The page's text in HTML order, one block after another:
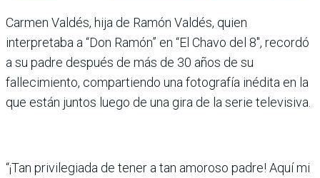
Carmen Valdés, hija de Ramón Valdés, quien
interpretaba a “Don Ramón” en “El Chavo del 8″, recordó
a su padre después de más de 30 años de su
fallecimiento, compartiendo una fotografía inédita en la
que están juntos luego de una gira de la serie televisiva.
“¡Tan privilegiada de tener a tan amoroso padre! Aquí mi